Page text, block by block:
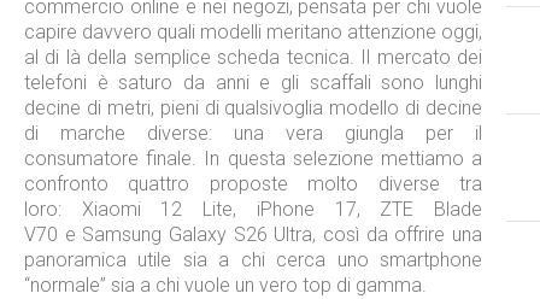
commercio online e nei negozi, pensata per chi vuole
capire davvero quali modelli meritano attenzione oggi,
al di là della semplice scheda tecnica. Il mercato dei
telefoni è saturo da anni e gli scaffali sono lunghi
decine di metri, pieni di qualsivoglia modello di decine
di marche diverse: una vera giungla per il
consumatore finale. In questa selezione mettiamo a
confronto quattro proposte molto diverse tra
loro: Xiaomi 12 Lite, iPhone 17, ZTE Blade
V70 e Samsung Galaxy S26 Ultra, così da offrire una
panoramica utile sia a chi cerca uno smartphone
“normale” sia a chi vuole un vero top di gamma.